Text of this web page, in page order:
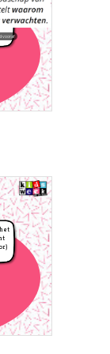
vooraf